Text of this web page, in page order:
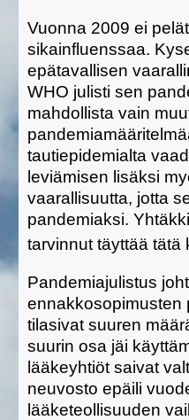
Vuonna 2009 ei
sikainfluenssaa.
epätavallisen
WHO julisti sen
mahdollista vain
tautiepidemialta
leviämisen lisäksi
vaarallisuutta, jotta
pandemiaksi.
tarvinnuttäyttää tätä
Pandemiajulistus
ennakkosopimusten
tilasivat suuren
suurin osa jäi
lääkeyhtiöt saivat
neuvosto epäili
lääketeollisuuden